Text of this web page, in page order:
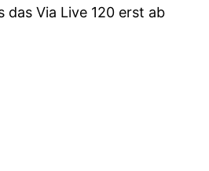
das Via Live 120 erst ab